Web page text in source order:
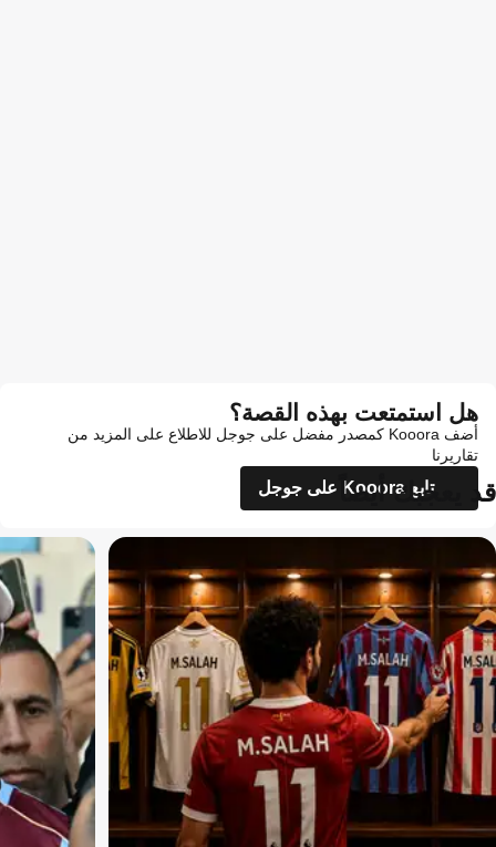
هل استمتعت بهذه القصة؟
أضف Kooora كمصدر مفضل على جوجل للاطلاع على المزيد من
تقاريرنا
تابع Kooora على جوجل
قد يعجبك أيضاً